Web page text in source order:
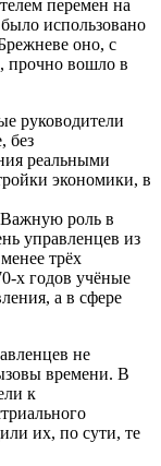
перемен на
использовано
оно, с
прочно вошло в
руководители
без
реальными
экономики, в
Важную роль в
управленцев из
трёх
х годов учёные
а в сфере
не
времени. В
к
их, по сути, те